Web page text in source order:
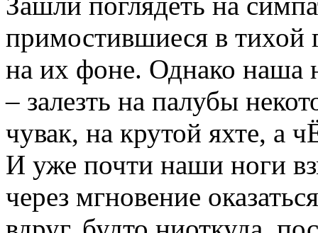
примостившиеся в тихой
на их фоне. Однако наша
– залезть на палубы
чувак, на крутой яхте, а
И уже почти наши ноги
через мгновение